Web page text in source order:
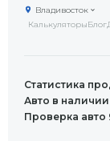
КалькуляторыБлог
Владивосток
Статистика
Авто в наличии
Проверка авто